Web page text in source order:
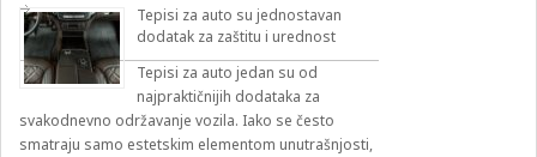
Tepisi za auto su jednostavan
dodatak za zaštitu i urednost
Tepisi za auto jedan su od
najpraktičnijih dodataka za
svakodnevno održavanje vozila. Iako se često
smatraju samo estetskim elementom unutrašnjosti,